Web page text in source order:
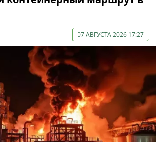
07 АВГУСТА 2026 17:27